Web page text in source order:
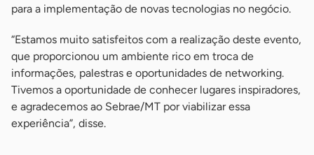
para a implementação de novas tecnologias no negócio.
“Estamos muito satisfeitos com a realização deste evento,
que proporcionou um ambiente rico em troca de
informações, palestras e oportunidades de networking.
Tivemos a oportunidade de conhecer lugares inspiradores,
e agradecemos ao Sebrae/MT por viabilizar essa
experiência”, disse.